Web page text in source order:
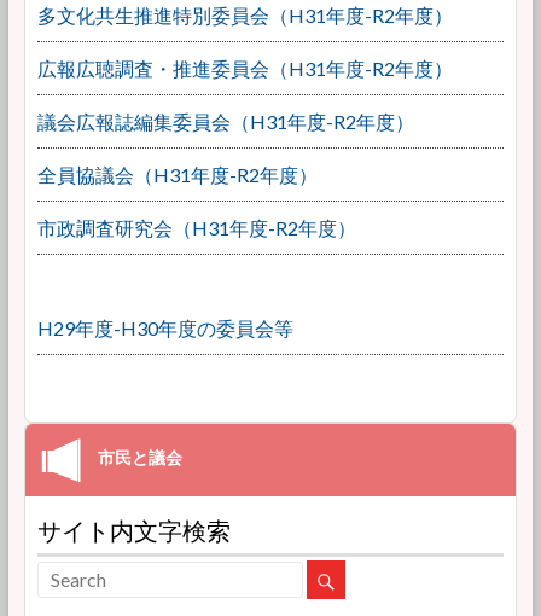
多文化共生推進特別委員会（H31年度-R2年度）
広報広聴調査・推進委員会（H31年度-R2年度）
議会広報誌編集委員会（H31年度-R2年度）
全員協議会（H31年度-R2年度）
市政調査研究会（H31年度-R2年度）
H29年度-H30年度の委員会等
サイト内文字検索